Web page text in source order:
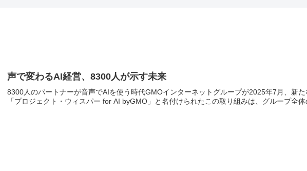
声で変わるAI経営、8300人が示す未来
8300人のパートナーが音声でAIを使う時代GMOインターネットグループが2025年7月、新た
「プロジェクト・ウィスパー for AI byGMO」と名付けられたこの取り組みは、グループ全体